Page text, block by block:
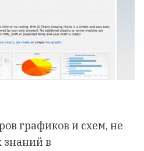
графиков и схем, не
в